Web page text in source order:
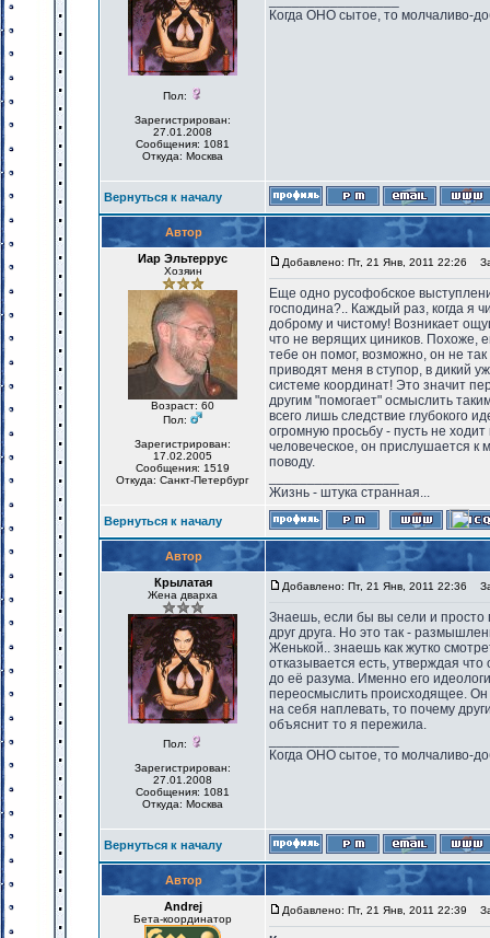
Пол:
Зарегистрирован:
27.01.2008
Сообщения: 1081
Откуда: Москва
Когда ОНО сытое, то молчаливо-
Вернуться к началу
Автор
Иар Эльтеррус
Хозяин
Возраст: 60
Пол:
Зарегистрирован:
17.02.2005
Сообщения: 1519
Откуда: Санкт-Петербург
Добавлено: Пт, 21 Янв, 2011 22:26
Еще одно русофобское
господина?.. Каждый раз, когда я
доброму и чистому! Возникает
что не верящих циников. Похоже,
тебе он помог, возможно, он не
приводят меня в ступор, в дикий
системе координат! Это значит
другим "помогает" осмыслить
всего лишь следствие глубокого
огромную просьбу - пусть не
человеческое, он прислушается к
поводу.
Жизнь - штука странная...
Вернуться к началу
Автор
Крылатая
Жена дварха
Пол:
Зарегистрирован:
27.01.2008
Сообщения: 1081
Откуда: Москва
Добавлено: Пт, 21 Янв, 2011 22:36
Знаешь, если бы вы сели и просто
друг друга. Но это так -
Женькой.. знаешь как жутко
отказывается есть, утверждая
до её разума. Именно его
переосмыслить происходящее. Он
на себя наплевать, то почему
объяснит то я пережила.
Когда ОНО сытое, то молчаливо-
Вернуться к началу
Автор
Andrej
Бета-координатор
Добавлено: Пт, 21 Янв, 2011 22:39